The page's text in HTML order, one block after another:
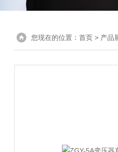
您现在的位置： 首页 > 产品